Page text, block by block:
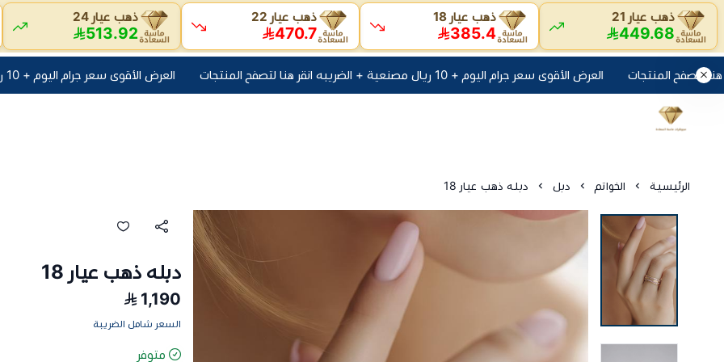
العرض الأقوى سعر جرام اليوم + 10 ريال مصنعية + الضريبه انقر هنا لتصفح المنتجات العرض الأقوى سعر جرام اليوم + 10 ريال مصنعية + الضريبه انقر هنا لتصفح المنتجات
الرئيسية الخواتم دبل دبله ذهب عيار 18
دبله ذهب عيار 18
1,190
السعر شامل الضريبة
متوفر
ذهب عيار 21
449.68
ذهب عيار 18
385.4
ذهب عيار 22
470.7
ذهب عيار 24
513.92